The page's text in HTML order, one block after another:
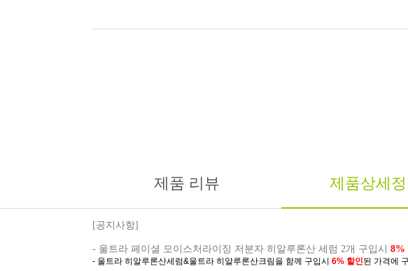
제품 리뷰 제품상세정
[공지사항]
- 울트라 페이셜 모이스처라이징 저분자 히알루론산 세럼 2개 구입시 8%
- 울트라 히알루론산세럼&울트라 히알루론산크림을 함께 구입시 6% 할인된 가격에